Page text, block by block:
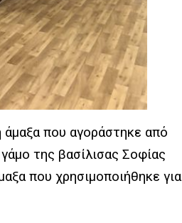
που αγοράστηκε από
της βασίλισας Σοφίας
που χρησιμοποιήθηκε για